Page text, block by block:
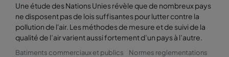
2550 592x592x600-8 ePM2,5 50% M6
2550 592x490x600-8 ePM2,5 50% M6
Une étude des Nations Unies révèle que de nombreux pays
ne disposent pas de lois suffisantes pour lutter contre la
pollution de l'air. Les méthodes de mesure et de suivi de la
qualité de l’air varient aussi fortement d’un pays à l’autre.
Batiments commerciaux et publics
Normes reglementations